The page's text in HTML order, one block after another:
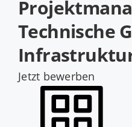
Technische
Jetzt bewerben